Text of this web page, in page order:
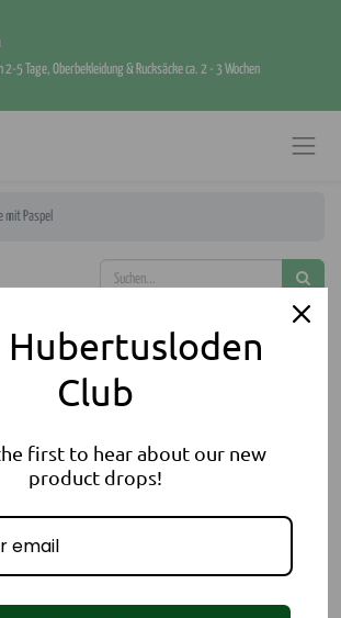
5 Tage, Oberbekleidung & Rucksäcke ca. 2 - 3 Wochen
mit Paspel
Club
first to hear about our new
product drops!